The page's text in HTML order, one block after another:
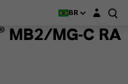
BR Login layer
MB2/MG-C RA